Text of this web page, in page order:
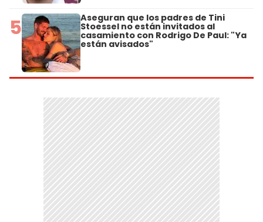
5 Aseguran que los padres de Tini
Stoessel no están invitados al
casamiento con Rodrigo De Paul: "Ya
están avisados"